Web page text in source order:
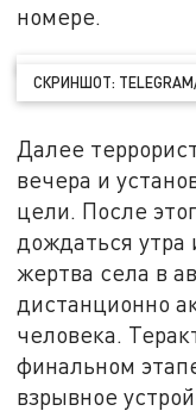
номере.
СКРИНШОТ:
Далее
вечера и
цели. После
дождаться утра
жертва села в
дистанционно
человека.
финальном
взрывное